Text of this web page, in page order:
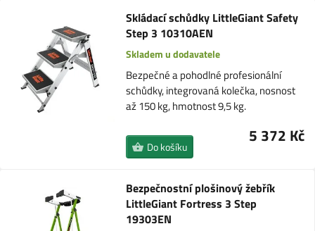
Skládací schůdky LittleGiant Safety
Step 3 10310AEN
Skladem u dodavatele
Bezpečné a pohodlné profesionální
schůdky, integrovaná kolečka, nosnost
až 150 kg, hmotnost 9,5 kg.
5 372 Kč
Do košíku
Bezpečnostní plošinový žebřík
LittleGiant Fortress 3 Step
19303EN